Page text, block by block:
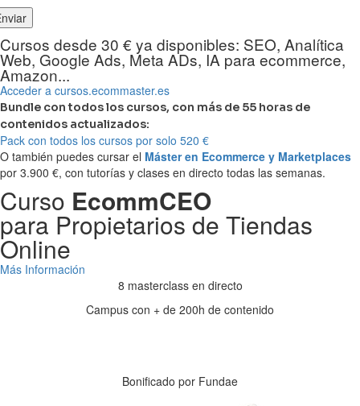
Cursos desde 30 € ya disponibles: SEO, Analítica
Web, Google Ads, Meta ADs, IA para ecommerce,
Amazon...
Acceder a cursos.ecommaster.es
Bundle con todos los cursos, con más de 55 horas de
contenidos actualizados:
Pack con todos los cursos por solo 520 €
O también puedes cursar el Máster en Ecommerce y Marketplaces
por 3.900 €, con tutorías y clases en directo todas las semanas.
Curso EcommCEO
para Propietarios de Tiendas
Online
Más Información
8 masterclass en directo
Campus con + de 200h de contenido
Bonificado por Fundae